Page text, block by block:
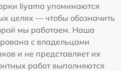
Iiyama упоминаются
целях — чтобы обозначить
мы работаем. Наша
с владельцами
и не представляет их
работ выполняются